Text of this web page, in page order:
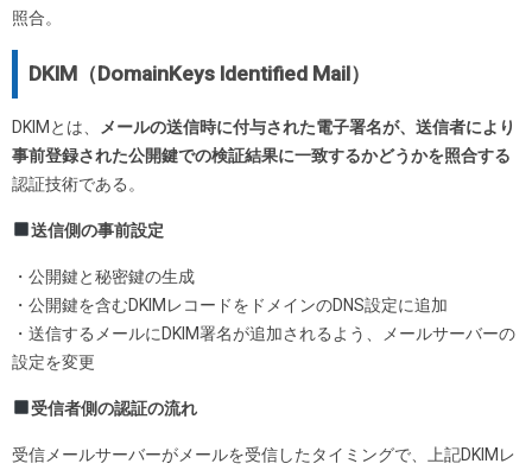
照合。
DKIM（DomainKeys Identified Mail）
DKIMとは、
メールの送信時に付与された電子署名が、送信者により
事前登録された公開鍵での検証結果に一致するかどうかを照合する
認証技術である。
送信側の事前設定
・公開鍵と秘密鍵の生成
・公開鍵を含むDKIMレコードをドメインのDNS設定に追加
・送信するメールにDKIM署名が追加されるよう、メールサーバーの
設定を変更
受信者側の認証の流れ
受信メールサーバーがメールを受信したタイミングで、上記DKIMレ